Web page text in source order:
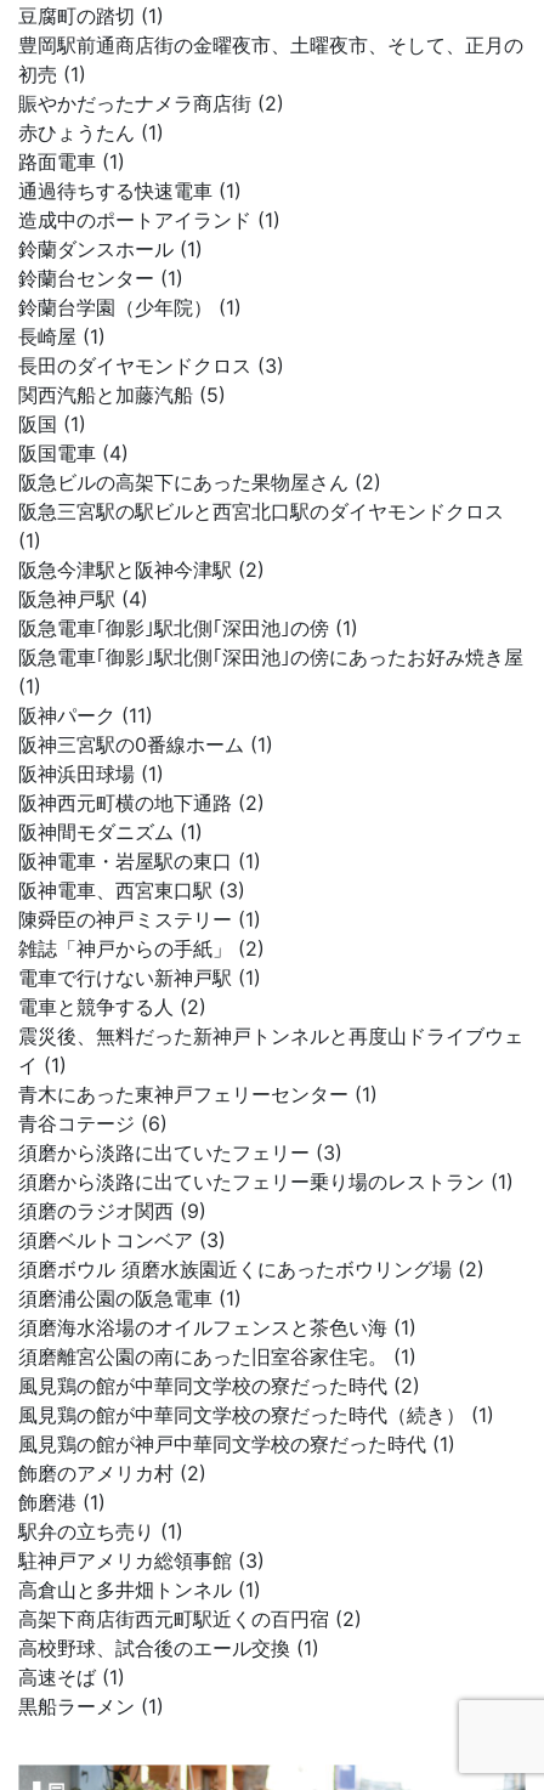
豆腐町の踏切 (1)
豊岡駅前通商店街の金曜夜市、土曜夜市、そして、正月の
初売 (1)
賑やかだったナメラ商店街 (2)
赤ひょうたん (1)
路面電車 (1)
通過待ちする快速電車 (1)
造成中のポートアイランド (1)
鈴蘭ダンスホール (1)
鈴蘭台センター (1)
鈴蘭台学園（少年院） (1)
長崎屋 (1)
長田のダイヤモンドクロス (3)
関西汽船と加藤汽船 (5)
阪国 (1)
阪国電車 (4)
阪急ビルの高架下にあった果物屋さん (2)
阪急三宮駅の駅ビルと西宮北口駅のダイヤモンドクロス
(1)
阪急今津駅と阪神今津駅 (2)
阪急神戸駅 (4)
阪急電車｢御影｣駅北側｢深田池｣の傍 (1)
阪急電車｢御影｣駅北側｢深田池｣の傍にあったお好み焼き屋
(1)
阪神パーク (11)
阪神三宮駅の0番線ホーム (1)
阪神浜田球場 (1)
阪神西元町横の地下通路 (2)
阪神間モダニズム (1)
阪神電車・岩屋駅の東口 (1)
阪神電車、西宮東口駅 (3)
陳舜臣の神戸ミステリー (1)
雑誌「神戸からの手紙」 (2)
電車で行けない新神戸駅 (1)
電車と競争する人 (2)
震災後、無料だった新神戸トンネルと再度山ドライブウェ
イ (1)
青木にあった東神戸フェリーセンター (1)
青谷コテージ (6)
須磨から淡路に出ていたフェリー (3)
須磨から淡路に出ていたフェリー乗り場のレストラン (1)
須磨のラジオ関西 (9)
須磨ベルトコンベア (3)
須磨ボウル 須磨水族園近くにあったボウリング場 (2)
須磨浦公園の阪急電車 (1)
須磨海水浴場のオイルフェンスと茶色い海 (1)
須磨離宮公園の南にあった旧室谷家住宅。 (1)
風見鶏の館が中華同文学校の寮だった時代 (2)
風見鶏の館が中華同文学校の寮だった時代（続き） (1)
風見鶏の館が神戸中華同文学校の寮だった時代 (1)
飾磨のアメリカ村 (2)
飾磨港 (1)
駅弁の立ち売り (1)
駐神戸アメリカ総領事館 (3)
高倉山と多井畑トンネル (1)
高架下商店街西元町駅近くの百円宿 (2)
高校野球、試合後のエール交換 (1)
高速そば (1)
黒船ラーメン (1)